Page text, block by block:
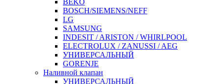
BEKO
BOSCH/SIEMENS/NEFF
LG
SAMSUNG
INDESIT / ARISTON / WHIRLPOOL
ELECTROLUX / ZANUSSI / AEG
УНИВЕРСАЛЬНЫЙ
GORENJE
Наливной клапан
УНИВЕРСАЛЬНЫЙ